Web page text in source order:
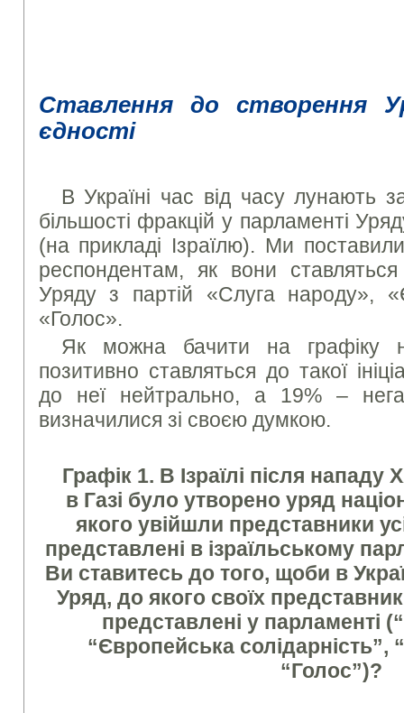
Ставлення до створення
єдності
В Україні час від часу лунають
більшості фракцій у парламенті
(на прикладі Ізраїлю). Ми
респондентам, як вони
Уряду з партій «Слуга народу»,
«Голос».
Як можна бачити на графіку
позитивно ставляться до такої
до неї нейтрально, а 19% –
визначилися зі своєю думкою.
Графік 1. В Ізраїлі після
в Газі було утворено уряд
якого увійшли представники
представлені в ізраїльському
Ви ставитесь до того, щоби в
Уряд, до якого своїх
представлені у парламенті
“Європейська солідарність”,
“Голос”)?